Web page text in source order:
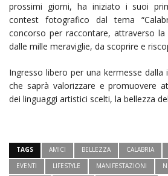
prossimi giorni, ha iniziato i suoi
contest fotografico dal tema
concorso per raccontare, attraverso
dalle mille meraviglie, da scoprire e
Ingresso libero per una kermesse dalla
che saprà valorizzare e promuovere
dei linguaggi artistici scelti, la bellezza
TAGS AMICI BELLEZZA CALABRIA
EVENTI
LIFESTYLE MANIFESTAZIONI